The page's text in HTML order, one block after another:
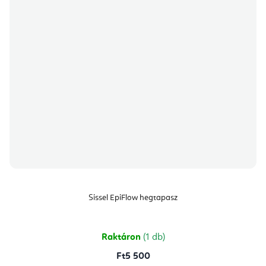
Sissel EpiFlow hegtapasz
Raktáron (1 db)
Ft5 500